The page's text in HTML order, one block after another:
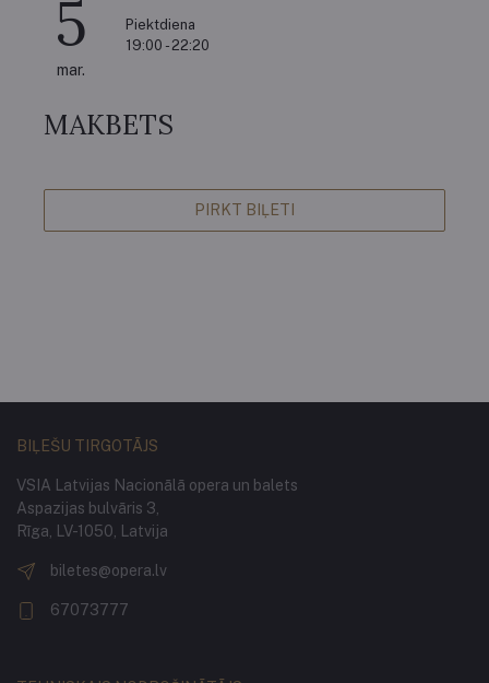
5
mar.
Piektdiena
19:00 - 22:20
MAKBETS
PIRKT BIĻETI
BIĻEŠU TIRGOTĀJS
VSIA Latvijas Nacionālā opera un balets
Aspazijas bulvāris 3,
Rīga, LV-1050, Latvija
biletes@opera.lv
67073777